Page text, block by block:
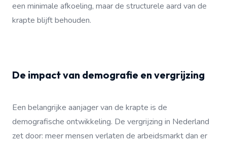
een minimale afkoeling, maar de structurele aard van de
krapte blijft behouden.
De impact van demografie en vergrijzing
Een belangrijke aanjager van de krapte is de
demografische ontwikkeling. De vergrijzing in Nederland
zet door: meer mensen verlaten de arbeidsmarkt dan er